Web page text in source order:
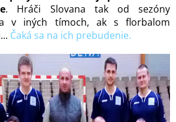
. Hráči Slovana tak od sezóny
v iných tímoch, ak s florbalom
Čaká sa na ich prebudenie.